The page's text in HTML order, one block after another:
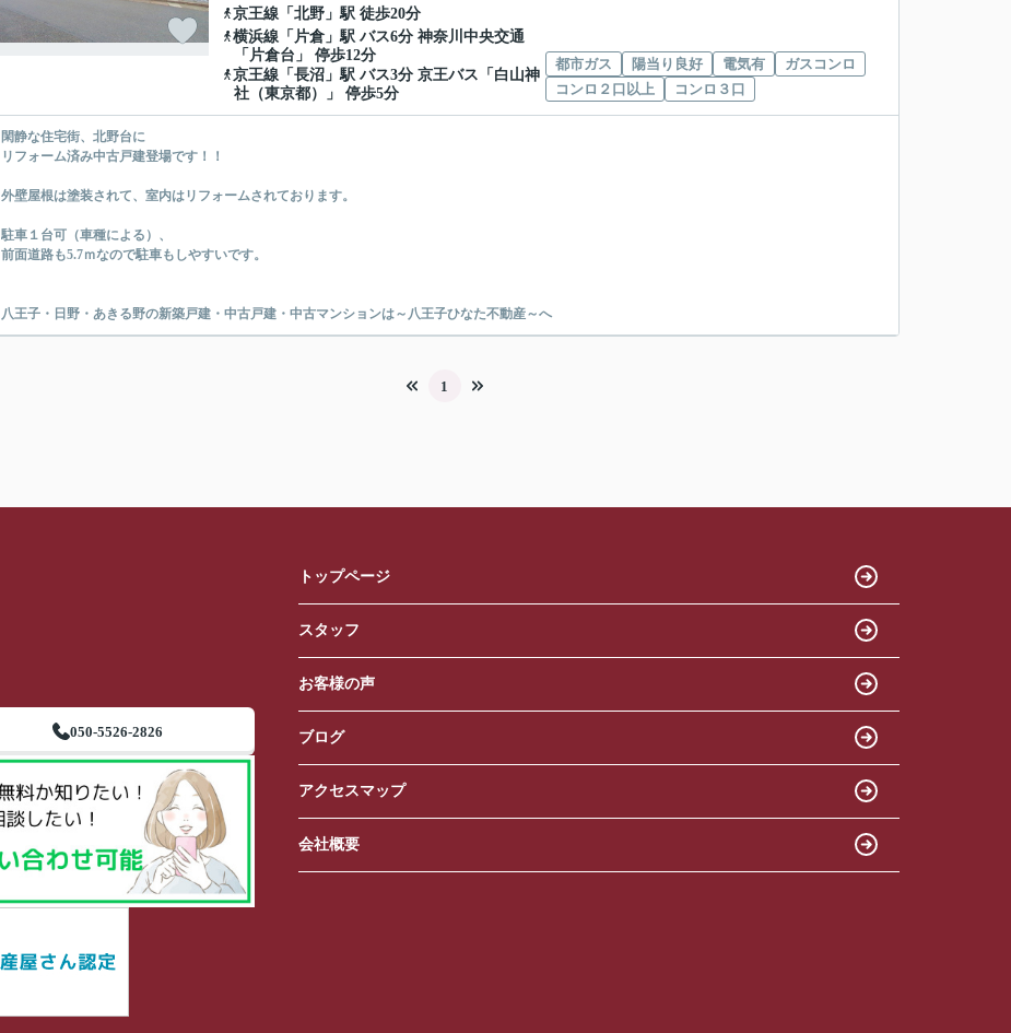
京王線 「 北野 」駅 徒歩20分
横浜線 「 片倉 」駅 バス6分 神奈川中央交通
「片倉台」 停歩12分
京王線 「 長沼 」駅 バス3分 京王バス「白山神
社（東京都）」 停歩5分
都市ガス 陽当り良好 電気有
ガスコンロ
コンロ２口以上
コンロ３口
閑静な住宅街、北野台に
リフォーム済み中古戸建登場です！！
外壁屋根は塗装されて、室内はリフォームされております。
駐車１台可（車種による）、
前面道路も5.7ｍなので駐車もしやすいです。
八王子・日野・あきる野の新築戸建・中古戸建・中古マンションは～八王子ひなた不動産～へ
1
050-5526-2826
トップページ
スタッフ
お客様の声
ブログ
アクセスマップ
会社概要